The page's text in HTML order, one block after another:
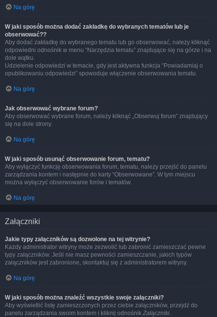
Na górę
W jaki sposób można dodać zakładkę do wybranych tematów lub je
obserwować??
Aby dodać zakładkę do wybranego tematu lub go obserwować, należy kliknąć
odpowiedni odnośnik w menu “Narzędzia tematu” znajdujące się na górze i na
dole wątku.
Udzielenie odpowiedzi w temacie, gdy jest aktywna funkcja “Powiadamiaj o
opublikowaniu odpowiedzi” spowoduje włączenie obserwowania tematu.
Na górę
Jak obserwować wybrane forum?
Aby obserwować wybrane forum, należy kliknąć „Obserwuj forum” znajdujący
się na dole strony.
Na górę
W jaki sposób usunąć obserwowanie forum, tematu?
Aby wyłączyć funkcję obserwowania forum, tematu, należy przejść do panelu
zarządzania kontem i następnie do karty “Obserwowane”. W tym miejscu
można wyłączyć obserwowanie forów i tematów.
Na górę
Załączniki
Jakie typy załączników są dozwolone na tej witrynie?
Każdy administrator witryny może zezwolić lub zabronić zamieszczać pewne
typy załączników. Jeśli nie masz pewności zamieszczanie, jakich typów
załączników jest zabronione, skontaktuj się z administratorem witryny.
Na górę
W jaki sposób można znaleźć wszystkie swoje załączniki?
Aby wyświetlić listę zamieszczonych przez ciebie załączników, przejdź do
panelu zarządzania swoim kontem i kliknij odnośnik Załączniki.